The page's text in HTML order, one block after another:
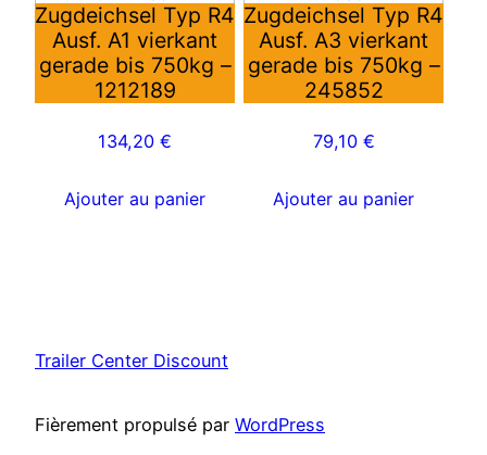
Zugdeichsel Typ R4
Ausf. A1 vierkant
gerade bis 750kg –
1212189
134,20€
Ajouter au panier
Zugdeichsel Typ R4
Ausf. A3 vierkant
gerade bis 750kg –
245852
79,10 €
Ajouter au panier
Trailer Center Discount
Fièrement propulsé par WordPress